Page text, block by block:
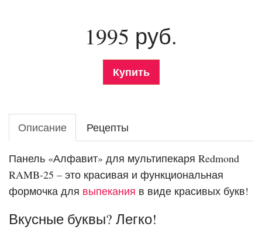
1995 руб.
Купить
Описание Рецепты
Панель «Алфавит» для мультипекаря Redmond
RAMB-25 – это красивая и функциональная
формочка для выпекания в виде красивых букв!
Вкусные буквы? Легко!